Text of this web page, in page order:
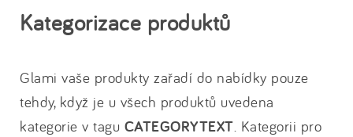
Kategorizace produktů
Glami vaše produkty zařadí do nabídky pouze
tehdy, když je u všech produktů uvedena
kategorie v tagu CATEGORYTEXT . Kategorii pro